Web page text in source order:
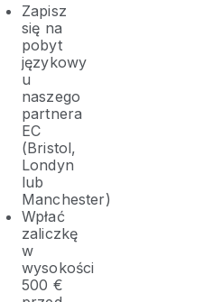
Zapisz
się na
pobyt
językowy
u
naszego
partnera
EC
(Bristol,
Londyn
lub
Manchester)
Wpłać
zaliczkę
w
wysokości
500 €